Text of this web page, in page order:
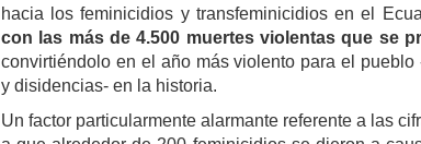
hacia los feminicidios y transfeminicidios en el
con las más de 4.500 muertes violentas que se
convirtiéndolo en el año más violento para el
y disidencias- en la historia.
Un factor particularmente alarmante referente a las